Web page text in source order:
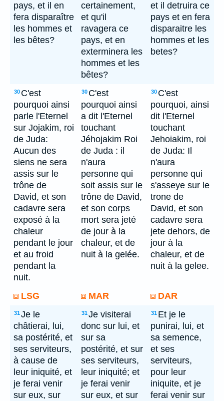
pays, et il en
fera disparaître
les hommes et
les bêtes?
certainement,
et qu'il
ravagera ce
pays, et en
exterminera les
hommes et les
bêtes?
et il detruira ce
pays et en fera
disparaitre les
hommes et les
betes?
30 C'est
pourquoi ainsi
parle l'Eternel
sur Jojakim, roi
de Juda:
Aucun des
siens ne sera
assis sur le
trône de
David, et son
cadavre sera
exposé à la
chaleur
pendant le jour
et au froid
pendant la
nuit.
30 C'est
pourquoi ainsi
a dit l'Eternel
touchant
Jéhojakim Roi
de Juda : il
n'aura
personne qui
soit assis sur le
trône de David,
et son corps
mort sera jeté
de jour à la
chaleur, et de
nuit à la gelée.
30 C'est
pourquoi, ainsi
dit l'Eternel
touchant
Jehoiakim, roi
de Juda: Il
n'aura
personne qui
s'asseye sur le
trone de
David, et son
cadavre sera
jete dehors, de
jour à la
chaleur, et de
nuit à la gelee.
LSG MAR DAR
31Je le
châtierai, lui,
sa postérité, et
ses serviteurs,
à cause de
leur iniquité, et
je ferai venir
sur eux, sur
31Je visiterai
donc sur lui, et
sur sa
postérité, et sur
ses serviteurs,
leur iniquité; et
je ferai venir
sur eux, et sur
31 Et je le
punirai, lui, et
sa semence,
et ses
serviteurs,
pour leur
iniquite, et je
ferai venir sur